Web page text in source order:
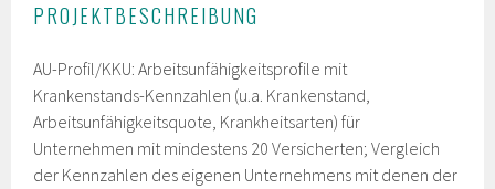
PROJEKTBESCHREIBUNG
AU-Profil/KKU: Arbeitsunfähigkeitsprofile mit
Krankenstands-Kennzahlen (u.a. Krankenstand,
Arbeitsunfähigkeitsquote, Krankheitsarten) für
Unternehmen mit mindestens 20 Versicherten; Vergleich
der Kennzahlen des eigenen Unternehmens mit denen der